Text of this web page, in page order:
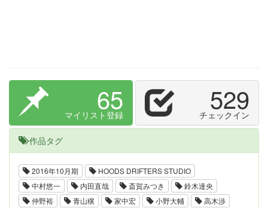
65
マイリスト登録 529
チェックイン
作品タグ
2016年10月期
HOODS DRIFTERS STUDIO
中村悠一
内田直哉 斎賀みつき
鈴木達央
仲野裕
青山穣 家中宏 小野大輔
高木渉